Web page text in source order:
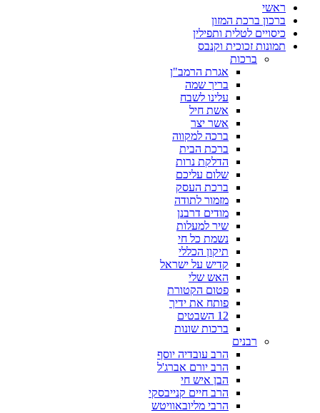
ראשי
ברכון ברכת המזון
כיסויים לטלית ותפילין
תמונות זכוכית וקנבס
ברכות
אגרת הרמב"ן
בריך שמה
עלינו לשבח
אשת חיל
אשר יצר
ברכה למקווה
ברכת הבית
הדלקת נרות
שלום עליכם
ברכת העסק
מזמור לתודה
מודים דרבנן
שיר למעלות
נשמת כל חי
תיקון הכללי
קדיש על ישראל
האש שלי
פטום הקטורת
פותח את ידיך
12 השבטים
ברכות שונות
רבנים
הרב עובדיה יוסף
הרב יורם אברג'ל
הבן איש חי
הרב חיים קנייבסקי
הרבי מליובאוויטש